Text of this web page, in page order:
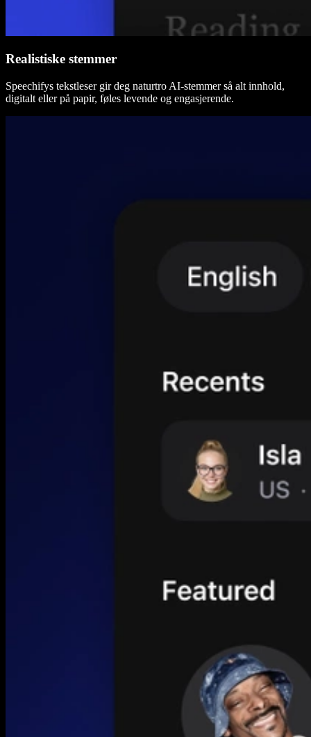
Realistiske stemmer
Speechifys tekstleser gir deg naturtro AI-stemmer så alt innhold,
digitalt eller på papir, føles levende og engasjerende.